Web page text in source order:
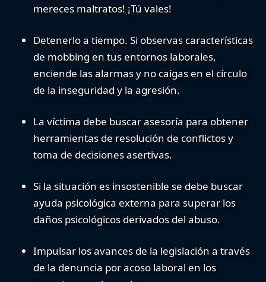
mereces maltratos! ¡Tú vales!
Detenerlo a tiempo. Si observas características
de mobbing en tus entornos laborales,
enciende las alarmas y no caigas en el círculo
de la inseguridad y la agresión.
La víctima debe buscar asesoría para obtener
herramientas de resolución de conflictos y
toma de decisiones asertivas.
Si la situación es insostenible se debe buscar
ayuda psicológica externa para superar los
daños psicológicos derivados del abuso.
Impulsar los avances de la legislación a través
de la denuncia por acoso laboral en los